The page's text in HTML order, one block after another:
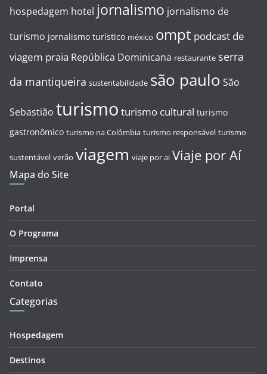
hospedagem hotel jornalismo jornalismo de
turismo jornalismo turístico méxico ompt podcast de
viagem praia República Dominicana restaurante serra
da mantiqueira sustentabilidade são paulo São
Sebastião turismo turismo cultural turismo
gastronômico turismo na Colômbia turismo responsável turismo
sustentável verão viagem viaje por ai Viaje por Aí
Mapa do Site
Portal
O Programa
Imprensa
Contato
Categorias
Hospedagem
Destinos